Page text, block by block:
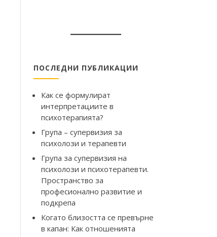
ПОСЛЕДНИ ПУБЛИКАЦИИ
Как се формулират
интерпретациите в
психотерапията?
Група – супервизия за
психолози и терапевти
Група за супервизия на
психолози и психотерапевти.
Пространство за
професионално развитие и
подкрепа
Когато близостта се превърне
в капан: Как отношенията